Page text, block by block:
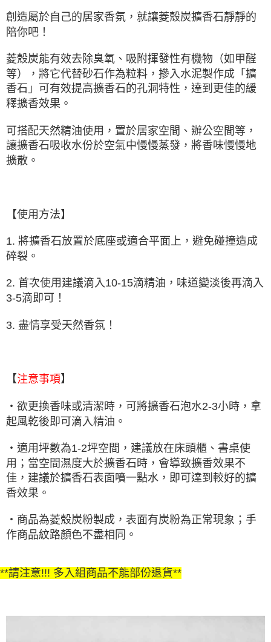
創造屬於自己的居家香氛，就讓菱殼炭擴香石靜靜的
陪你吧！
菱殼炭能有效去除臭氧、吸附揮發性有機物（如甲醛
等），將它代替砂石作為粒料，摻入水泥製作成「擴
香石」可有效提高擴香石的孔洞特性，達到更佳的緩
釋擴香效果。
可搭配天然精油使用，置於居家空間、辦公空間等，
讓擴香石吸收水份於空氣中慢慢蒸發，將香味慢慢地
擴散。
【使用方法】
1. 將擴香石放置於底座或適合平面上，避免碰撞造成
碎裂。
2. 首次使用建議滴入10-15滴精油，味道變淡後再滴入
3-5滴即可！
3. 盡情享受天然香氛！
【注意事項】
・欲更換香味或清潔時，可將擴香石泡水2-3小時，拿
起風乾後即可滴入精油。
・適用坪數為1-2坪空間，建議放在床頭櫃、書桌使
用；當空間濕度大於擴香石時，會導致擴香效果不
佳，建議於擴香石表面噴一點水，即可達到較好的擴
香效果。
・商品為菱殼炭粉製成，表面有炭粉為正常現象；手
作商品紋路顏色不盡相同。
**請注意!!! 多入組商品不能部份退貨**